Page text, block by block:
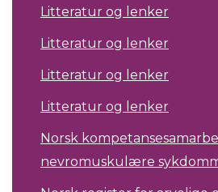
Litteratur og lenker
Litteratur og lenker
Litteratur og lenker
Litteratur og lenker
Norsk
nevromuskulære